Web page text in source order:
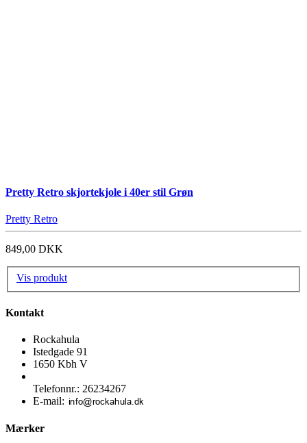
Pretty Retro skjortekjole i 40er stil Grøn
Pretty Retro
849,00 DKK
Vis produkt
Kontakt
Rockahula
Istedgade 91
1650 Kbh V
Telefonnr.: 26234267
E-mail:
Mærker